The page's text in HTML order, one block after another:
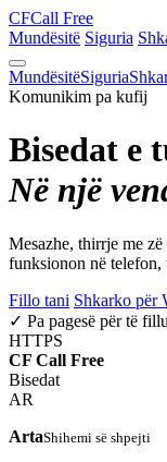
CFCall Free
Mundësitë Siguria
MundësitëSiguria
Komunikim pa kufij
Bisedat e
Në një
Mesazhe, thirrje me
funksionon në
Fillo tani Shkarko për
✓ Pa pagesë për të
HTTPS
CF Call Free
Bisedat
AR
ArtaShihemi së shpejti